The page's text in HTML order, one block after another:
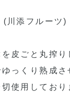
添フルーツ)
皮ごと丸搾
っくり熟成
使用しており